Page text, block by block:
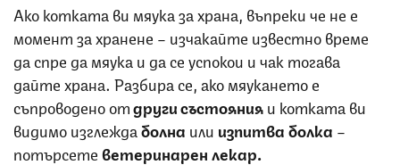
Ако котката ви мяука за храна, въпреки че не е
момент за хранене – изчакайте известно време
да спре да мяука и да се успокои и чак тогава
дайте храна. Разбира се, ако мяукането е
съпроводено отдруги състоянияи котката ви
видимо изглеждаболна или изпитва болка –
потърсетеветеринарен лекар.